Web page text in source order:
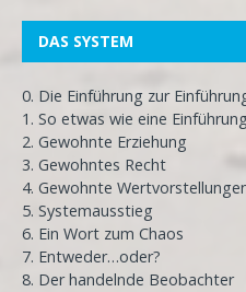
DAS SYSTEM
0. Die Einführung zur
1. So etwas wie eine Einführung
2. Gewohnte Erziehung
3. Gewohntes Recht
4. Gewohnte
5. Systemausstieg
6. Ein Wort zum Chaos
7. Entweder…oder?
8. Der handelnde Beobachter